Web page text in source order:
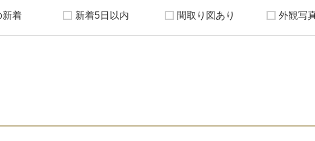
新着 新着5日以内 間取り図あり 外観写